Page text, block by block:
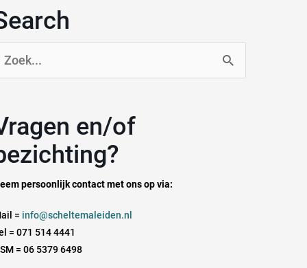
Search
of
persoonlijk contact met ons op via:
= info@scheltemaleiden.nl
= 071 514 4441
= 06 5379 6498